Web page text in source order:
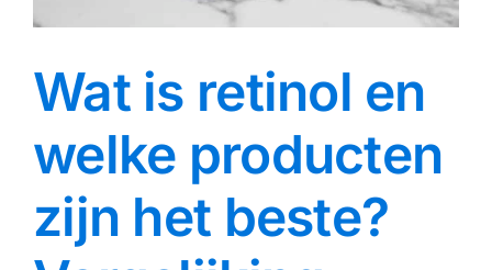
Wat is retinol en
welke producten
zijn het beste?